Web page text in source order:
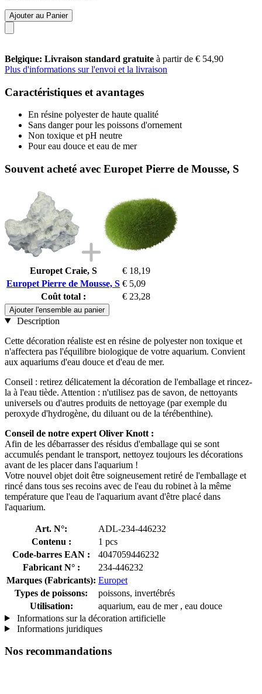
Ajouter au Panier
Belgique: Livraison standard gratuite à partir de € 54,90
Plus d'informations sur l'envoi et la livraison
Caractéristiques et avantages
En résine polyester de haute qualité
Sans danger pour les poissons d'ornement
Non toxique et pH neutre
Pour eau douce et eau de mer
Souvent acheté avec Europet Pierre de Mousse, S
Europet Craie, S
€ 18,19
Europet Pierre de Mousse, S € 5,09
Coût total :
€ 23,28
Ajouter l'ensemble au panier
Description
Cette décoration réaliste est en résine de polyester non toxique et
n'affectera pas l'équilibre biologique de votre aquarium. Convient
aux aquariums d'eau douce et d'eau de mer.
Conseil : retirez délicatement la décoration de l'emballage et rincez-
la à l'eau tiède. Attention : n'utilisez pas de savon, de nettoyants
universels ou d'autres produits de nettoyage (par exemple du
peroxyde d'hydrogène, du diluant ou de la térébenthine).
Conseil de notre expert Oliver Knott :
Afin de les débarrasser des résidus d'emballage qui se sont
accumulés pendant le transport, nettoyez toujours les décorations
avant de les placer dans l'aquarium !
Votre nouvel objet doit être soigneusement retiré de l'emballage et
rincé dans tous ses recoins avec de l'eau du robinet à la même
température que l'eau de l'aquarium avant d'être placé dans
l'aquarium.
Art. N°:
ADL-234-446232
Contenu :
1 pcs
Code-barres EAN :
4047059446232
Fabricant N° :
234-446232
Marques (Fabricants): Europet
Types de poissons:
poissons, invertébrés
Utilisation:
aquarium, eau de mer , eau douce
Informations sur la décoration artificielle
Informations juridiques
Nos recommandations